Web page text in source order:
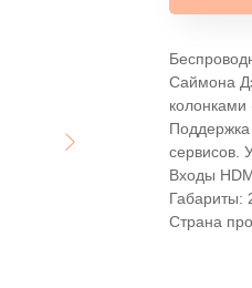
Саймона
сервисов.
Входы
Габариты:
Страна